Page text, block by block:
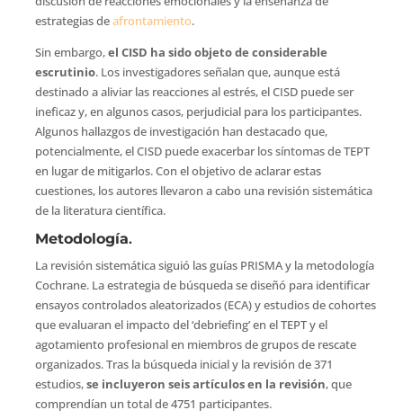
estrategias deafrontamiento.
Sin embargo,el CISD ha sido objeto de considerable
escrutinio. Los investigadores señalan que, aunque está
destinado a aliviar las reacciones al estrés, el CISD puede ser
ineficaz y, en algunos casos, perjudicial para los participantes.
Algunos hallazgos de investigación han destacado que,
potencialmente, el CISD puede exacerbar los síntomas de TEPT
en lugar de mitigarlos. Con el objetivo de aclarar estas
cuestiones, los autores llevaron a cabo una revisión sistemática
de la literatura científica.
Metodología.
La revisión sistemática siguió las guías PRISMA y la metodología
Cochrane. La estrategia de búsqueda se diseñó para identificar
ensayos controlados aleatorizados (ECA) y estudios de cohortes
que evaluaran el impacto del ‘debriefing’ en el TEPT y el
agotamiento profesional en miembros de grupos de rescate
organizados. Tras la búsqueda inicial y la revisión de 371
estudios,se incluyeron seis artículos en la revisión, que
comprendían un total de 4751 participantes.